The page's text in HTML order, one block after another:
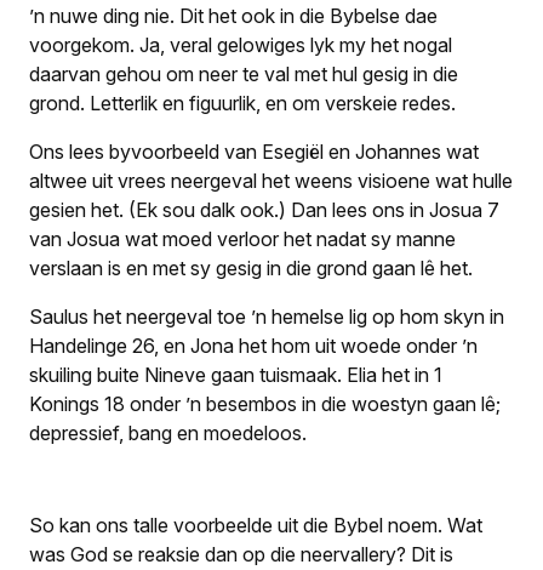
’n nuwe ding nie. Dit het ook in die Bybelse dae
voorgekom. Ja, veral gelowiges lyk my het nogal
daarvan gehou om neer te val met hul gesig in die
grond. Letterlik en figuurlik, en om verskeie redes.
Ons lees byvoorbeeld van Esegiël en Johannes wat
altwee uit vrees neergeval het weens visioene wat hulle
gesien het. (Ek sou dalk ook.) Dan lees ons in Josua 7
van Josua wat moed verloor het nadat sy manne
verslaan is en met sy gesig in die grond gaan lê het.
Saulus het neergeval toe ’n hemelse lig op hom skyn in
Handelinge 26, en Jona het hom uit woede onder ’n
skuiling buite Nineve gaan tuismaak. Elia het in 1
Konings 18 onder ’n besembos in die woestyn gaan lê;
depressief, bang en moedeloos.
So kan ons talle voorbeelde uit die Bybel noem. Wat
was God se reaksie dan op die neervallery? Dit is